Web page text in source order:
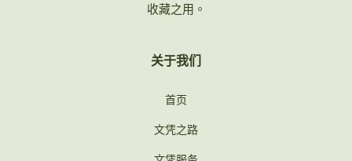
收藏之用。
关于我们
首页
文凭之路